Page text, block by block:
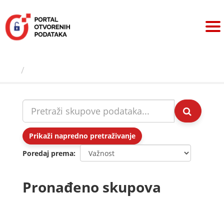
sadržaj
Prikaži napredno pretraživanje
Poredaj prema
Pronađeno skupova